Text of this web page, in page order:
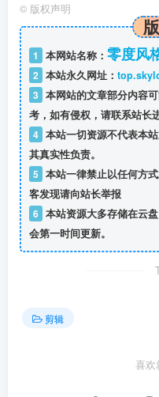
© 版权声明
1 本网站名称： 零度风
2 本站永久网址：
3 本网站的文章部分内容
考，如有侵权，请联系站长
4 本站一切资源不代表本
其真实性负责。
5 本站一律禁止以任何方
客发现请向站长举报
6 本站资源大多存储在云
会第一时间更新。
剪辑
喜欢